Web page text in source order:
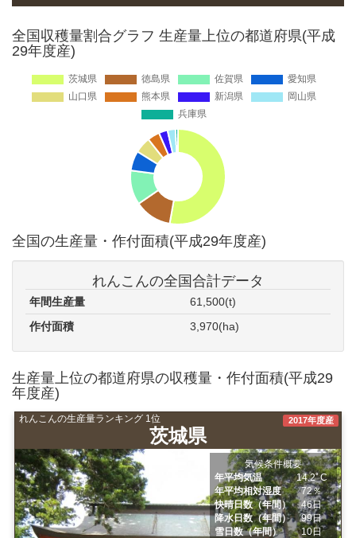
全国収穫量割合グラフ 生産量上位の都道府県(平成
29年度産)
全国の生産量・作付面積(平成29年度産)
れんこんの全国合計データ
年間生産量
61,500(t)
作付面積
3,970(ha)
生産量上位の都道府県の収穫量・作付面積(平成29
年度産)
れんこんの生産量ランキング 1位
茨城県
2017年度産
気候条件概要
年平均気温
14.2ﾟC
年平均相対湿度
72％
快晴日数（年間）
46日
降水日数（年間）
99日
雪日数（年間）
10日